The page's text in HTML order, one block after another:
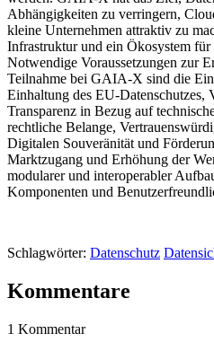
Abhängigkeiten zu verringern,
kleine Unternehmen attraktiv zu
Infrastruktur und ein Ökosystem
Notwendige Voraussetzungen zur
Teilnahme bei GAIA-X sind die
Einhaltung des EU-
Transparenz in Bezug auf
rechtliche Belange,
Digitalen Souveränität und
Marktzugang und Erhöhung der
modularer und interoperabler
Komponenten und
Schlagwörter: Datenschutz
Kommentare
1 Kommentar